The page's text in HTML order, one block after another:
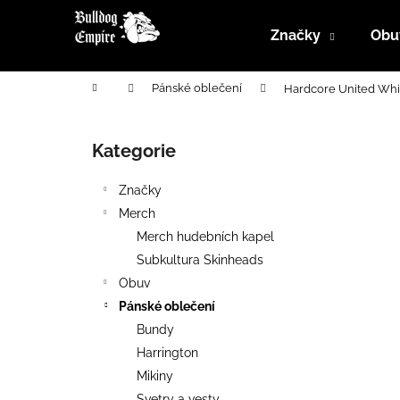
Značky
Domů Pánské oblečení Hardcore United
Přeskočit
kategorie
Kategorie
Značky
Merch
Merch hudebních kapel
Subkultura Skinheads
Obuv
Pánské oblečení
Bundy
Harrington
Mikiny
í
Zpět
do
Zpět
do